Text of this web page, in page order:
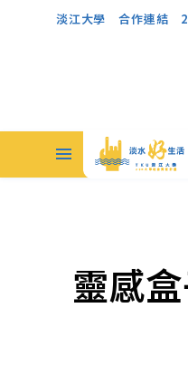
淡江大學 合作連結
靈感